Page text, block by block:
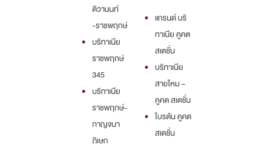
ติวานนท์
-ราชพฤกษ์
บริทาเนีย
ราชพฤกษ์
345
บริทาเนีย
ราชพฤกษ์-
กาญจนา
ภิเษก
แกรนด์ บริ
ทาเนีย คูคต
สเตชั่น
บริทาเนีย
สายไหม –
คูคต สเตชั่น
ไบรตัน คูคต
สเตชั่น